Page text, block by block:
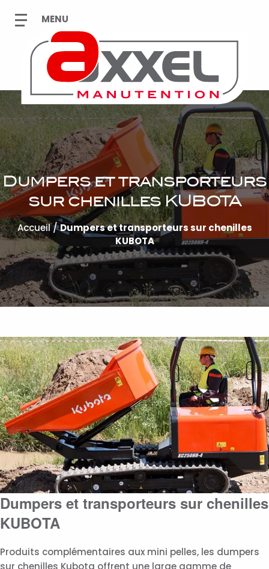
Dumpers et transporteurs
sur chenilles KUBOTA
Accueil/Dumpers et transporteurs sur chenilles
KUBOTA
Dumpers et transporteurs sur chenilles
KUBOTA
Produits complémentaires aux mini pelles, les dumpers
sur chenilles Kubota offrent une large gamme de